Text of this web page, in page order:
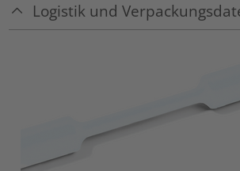
Logistik und